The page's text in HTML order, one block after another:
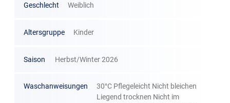
Geschlecht Weiblich
Altersgruppe Kinder
Saison Herbst/Winter 2026
Waschanweisungen
30°C Pflegeleicht Nicht bleichen
Liegend trocknen Nicht im